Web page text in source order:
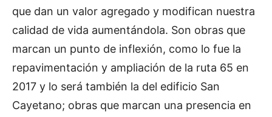
que dan un valor agregado y modifican nuestra
calidad de vida aumentándola. Son obras que
marcan un punto de inflexión, como lo fue la
repavimentación y ampliación de la ruta 65 en
2017 y lo será también la del edificio San
Cayetano; obras que marcan una presencia en